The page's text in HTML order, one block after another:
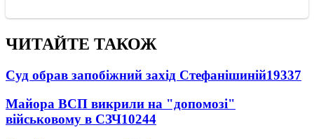
ЧИТАЙТЕ ТАКОЖ
Суд обрав запобіжний захід Стефанішиній19337
Майора ВСП викрили на "допомозі"
військовому в СЗЧ10244